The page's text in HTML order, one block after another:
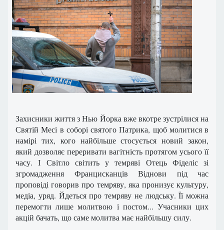
Захисники життя з Нью Йорка вже вкотре зустрілися на
Святій Месі в соборі святого Патрика, щоб молитися в
намірі тих, кого найбільше стосується новий закон,
який дозволяє переривати вагітність протягом усього її
часу. І Світло світить у темряві Отець Фіделіс зі
згромадження Францисканців Віднови під час
проповіді говорив про темряву, яка пронизує культуру,
медіа, уряд. Йдеться про темряву не людську. Її можна
перемогти лише молитвою і постом... Учасники цих
акцій бачать, що саме молитва має найбільшу силу.